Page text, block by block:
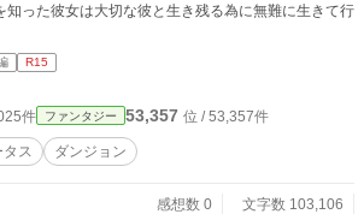
知った彼女は大切な彼と生き残る為に無難に生きて行
R15
件 ファンタジー 53,357 位 / 53,357件
タス ダンジョン
感想数 0
文字数 103,106